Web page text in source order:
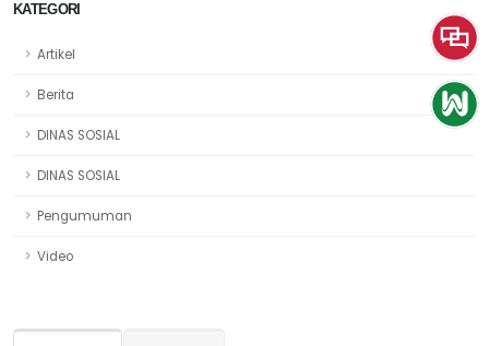
KATEGORI
Artikel
Berita
DINAS SOSIAL
DINAS SOSIAL
Pengumuman
Video